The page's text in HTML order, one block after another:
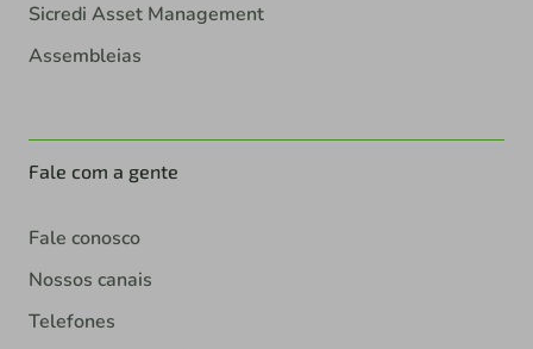
Sicredi Asset Management
Assembleias
Fale com a gente
Fale conosco
Nossos canais
Telefones